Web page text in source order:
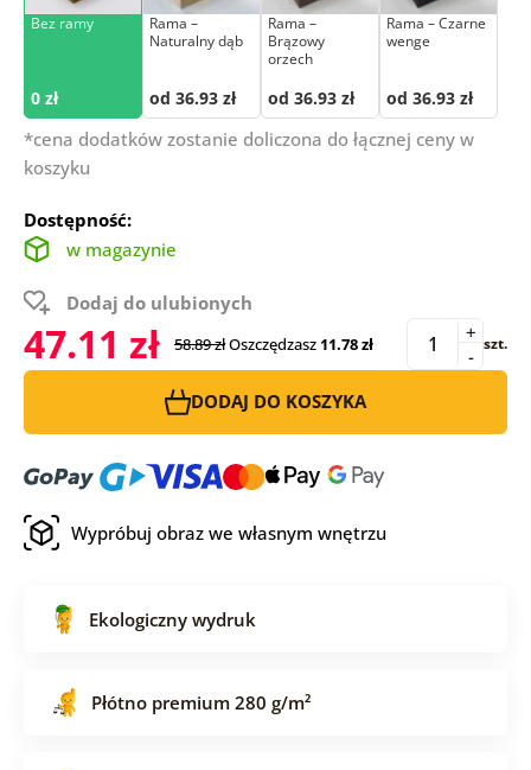
Bez ramy
0 zł
Rama –
Naturalny dąb
od 36.93 zł
Rama –
Brązowy
orzech
od 36.93 zł
Rama – Czarne
wenge
od 36.93 zł
*cena dodatków zostanie doliczona do łącznej ceny w
koszyku
Dostępność:
w magazynie
Dodaj do ulubionych
47.11 zł 58.89 złOszczędzasz11.78 zł -
+ szt.
DODAJ DO KOSZYKA
Wypróbuj obraz we własnym wnętrzu
Ekologiczny wydruk
Płótno premium 280 g/m²